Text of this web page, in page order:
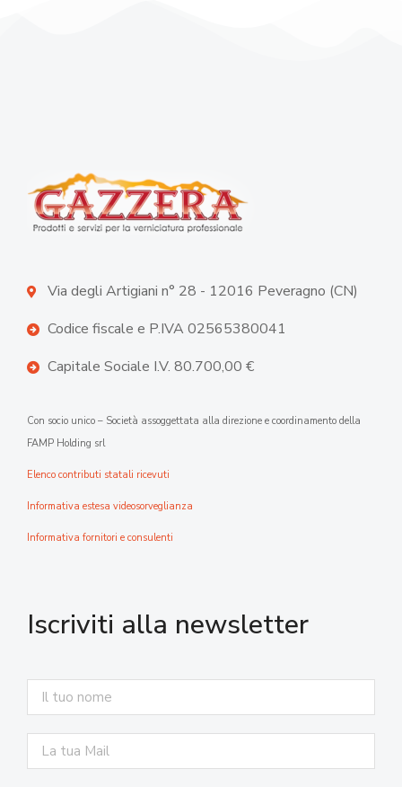
Via degli Artigiani n° 28 - 12016 Peveragno (CN)
Codice fiscale e P.IVA 02565380041
Capitale Sociale I.V. 80.700,00 €
Con socio unico – Società assoggettata alla direzione e coordinamento della
FAMP Holding srl
Elenco contributi statali ricevuti
Informativa estesa videosorveglianza
Informativa fornitori e consulenti
Iscriviti alla newsletter